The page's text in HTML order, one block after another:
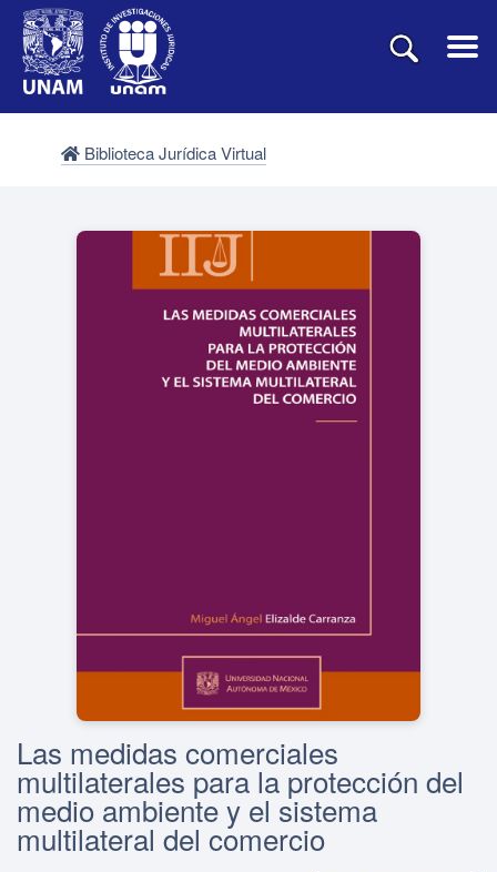
Biblioteca Jurídica Virtual
Las medidas comerciales
multilaterales para la protección del
medio ambiente y el sistema
multilateral del comercio